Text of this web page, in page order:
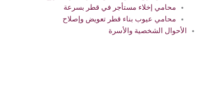
محامي إخلاء مستأجر في قطر بسرعة
محامي عيوب بناء قطر تعويض وإصلاح
الأحوال الشخصية والأسرة